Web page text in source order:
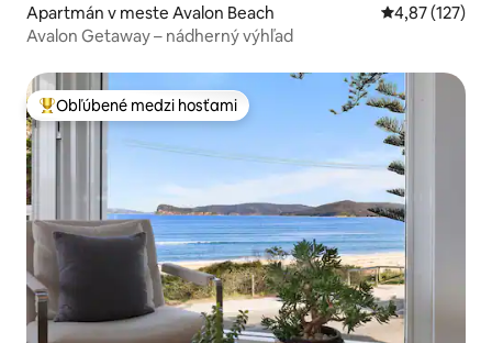
Apartmán v meste Avalon Beach Priemerné
4,87 (127)
Avalon Getaway – nádherný výhľad
Najobľúbenejšie medzi hosťami
Obľúbené medzi hosťami